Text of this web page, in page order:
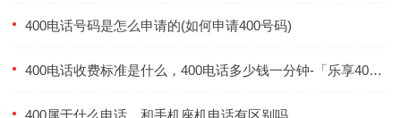
400电话号码是怎么申请的(如何申请400号码)
400电话收费标准是什么，400电话多少钱一分钟-「乐享400电话」
400属于什么电话，和手机座机电话有区别吗